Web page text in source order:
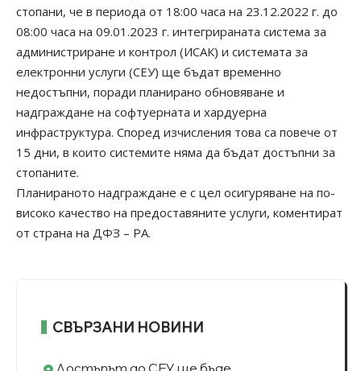
стопани, че в периода от 18:00 часа на 23.12.2022 г. до
08:00 часа на 09.01.2023 г. интегрираната система за
администриране и контрол (ИСАК) и системата за
електронни услуги (СЕУ) ще бъдат временно
недостъпни, поради планирано обновяване и
надграждане на софтуерната и хардуерна
инфраструктура. Според изчисления това са повече от
15 дни, в които системите няма да бъдат достъпни за
стопаните.
Планираното надграждане е с цел осигуряване на по-
високо качество на предоставяните услуги, коментират
от страна на ДФЗ – РА.
СВЪРЗАНИ НОВИНИ
Достъпът до СЕУ ще бъде